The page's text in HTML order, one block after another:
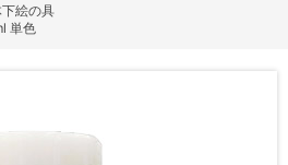
絵の具
単色